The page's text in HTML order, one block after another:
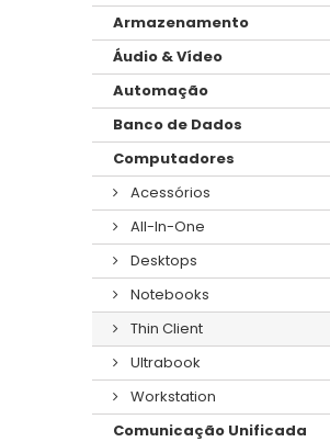
Armazenamento
Áudio & Vídeo
Automação
Banco de Dados
Computadores
Acessórios
All-In-One
Desktops
Notebooks
Thin Client
Ultrabook
Workstation
Comunicação Unificada